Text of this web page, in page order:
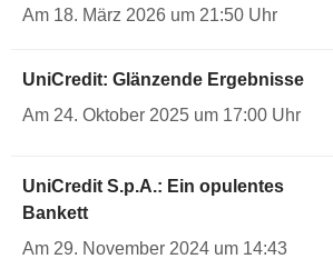
Am 18. März 2026 um 21:50 Uhr
UniCredit: Glänzende Ergebnisse
Am 24. Oktober 2025 um 17:00 Uhr
UniCredit S.p.A.: Ein opulentes
Bankett
Am 29. November 2024 um 14:43